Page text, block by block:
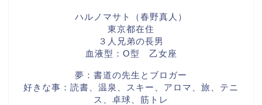
ハルノマサト（春野真人）
東京都在住
３人兄弟の長男
血液型：O型 乙女座
夢：書道の先生とブロガー
好きな事：読書、温泉、スキー、アロマ、旅、テニ
ス、卓球、筋トレ